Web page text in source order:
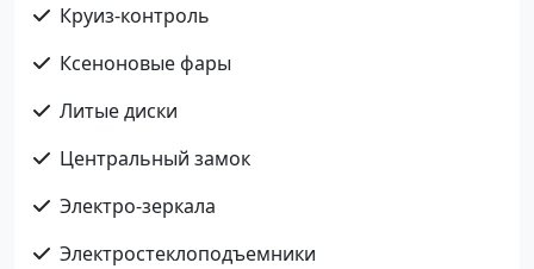
Круиз-контроль
Ксеноновые фары
Литые диски
Центральный замок
Электро-зеркала
Электростеклоподъемники